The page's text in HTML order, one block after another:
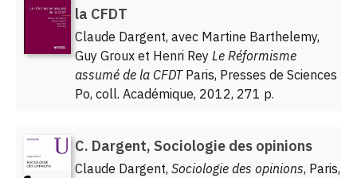
la CFDT
Claude Dargent, avec Martine Barthelemy,
Guy Groux et Henri Rey Le Réformisme
assumé de la CFDTParis, Presses de Sciences
Po, coll. Académique, 2012, 271 p.
C. Dargent, Sociologie des opinions
Claude Dargent, Sociologie des opinions, Paris,